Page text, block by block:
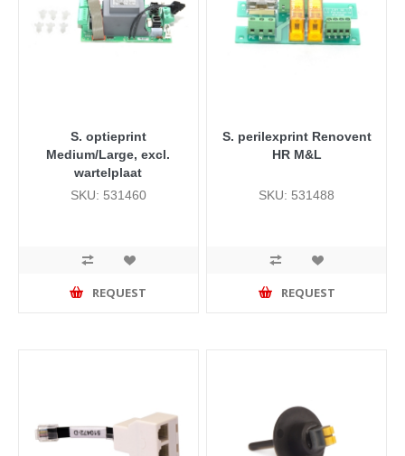
S. optieprint
Medium/Large, excl.
wartelplaat
SKU: 531460
REQUEST
S. perilexprint Renovent
HR M&L
SKU: 531488
REQUEST